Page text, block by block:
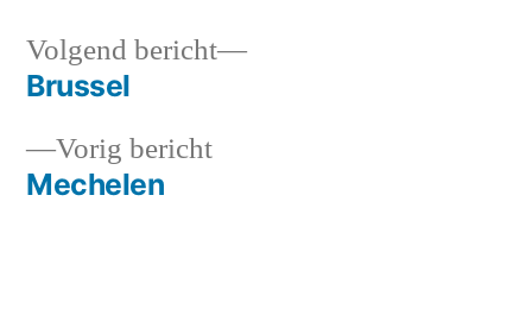
Bericht
navigatie
Vorig berichtVorig
Mechelen
Volgend bericht
Volgend
Brussel